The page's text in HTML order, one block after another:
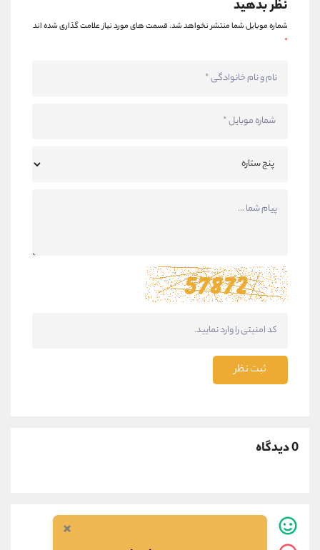
نظر بدهید
شماره موبایل شما منتشر نخواهد شد.قسمت های مورد نیاز علامت گذاری شده اند
*
ثبت نظر
0 دیدگاه
×